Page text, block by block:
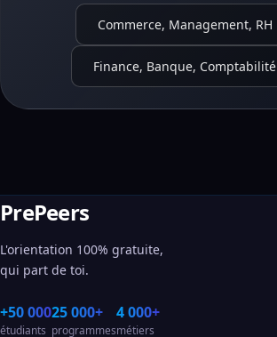
Commerce, Management, RH
Finance, Banque, Comptabilité
PrePeers
L'orientation 100% gratuite,
qui part de toi.
+50 000
étudiants
25 000+
programmes
4 000+
métiers